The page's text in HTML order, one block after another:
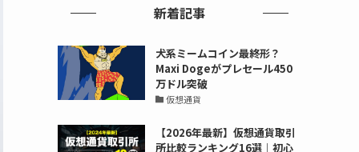
新着記事
犬系ミームコイン最終形？
Maxi Dogeがプレセール450
万ドル突破
仮想通貨
【2026年最新】仮想通貨取引
所比較ランキング16選｜初心